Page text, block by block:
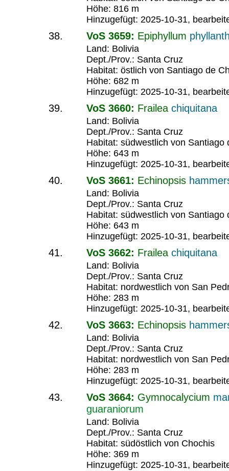
Höhe: 816 m
Hinzugefügt: 2025-10-31,
VoS 3659: Epiphyllum
Land: Bolivia
Dept./Prov.: Santa Cruz
Habitat: östlich von Santiago de
Höhe: 682 m
Hinzugefügt: 2025-10-31,
VoS 3660: Frailea chiquitana
Land: Bolivia
Dept./Prov.: Santa Cruz
Habitat: südwestlich von Santiago
Höhe: 643 m
Hinzugefügt: 2025-10-31,
VoS 3661: Echinopsis
Land: Bolivia
Dept./Prov.: Santa Cruz
Habitat: südwestlich von Santiago
Höhe: 643 m
Hinzugefügt: 2025-10-31,
VoS 3662: Frailea chiquitana
Land: Bolivia
Dept./Prov.: Santa Cruz
Habitat: nordwestlich von San
Höhe: 283 m
Hinzugefügt: 2025-10-31,
VoS 3663: Echinopsis
Land: Bolivia
Dept./Prov.: Santa Cruz
Habitat: nordwestlich von San
Höhe: 283 m
Hinzugefügt: 2025-10-31,
VoS 3664: Gymnocalycium
guaraniorum
Land: Bolivia
Dept./Prov.: Santa Cruz
Habitat: südöstlich von Chochis
Höhe: 369 m
Hinzugefügt: 2025-10-31,